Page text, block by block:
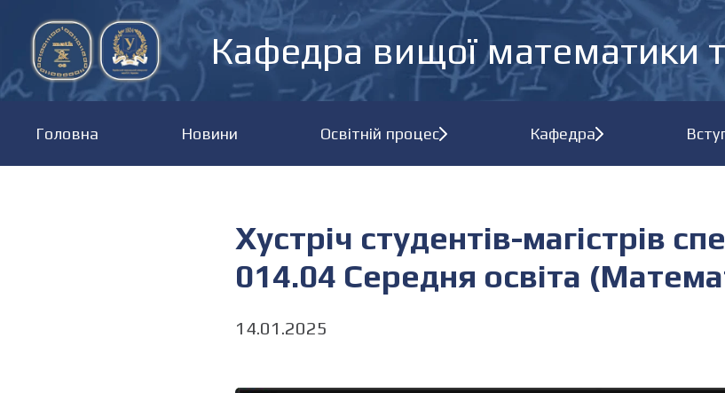
Кафедра вищої математики
Головна Новини Освітній процес Кафедра
Хустріч студентів-магістрів
014.04 Середня освіта
14.01.2025